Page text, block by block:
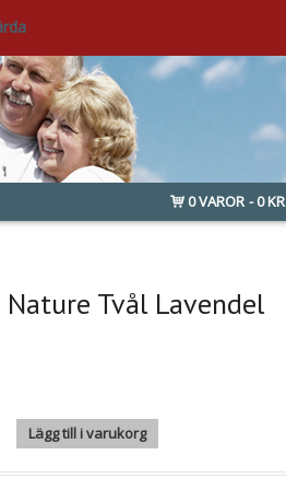
0 VAROR 0 KR
Tvål Lavendel
Tvål Lavendel 100g mängd
Lägg till i varukorg